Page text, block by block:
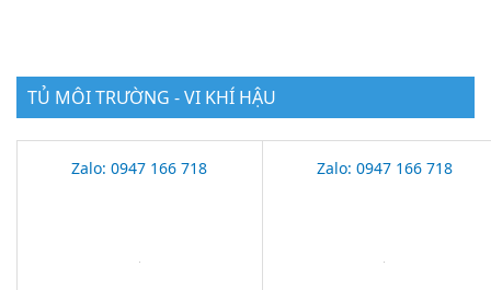
TỦ MÔI TRƯỜNG - VI KHÍ HẬU
Zalo: 0947 166 718 Zalo: 0947 166 718